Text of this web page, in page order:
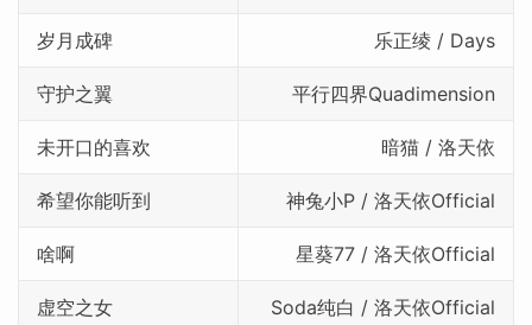
岁月成碑 乐正绫 / Days
守护之翼 平行四界Quadimension
未开口的喜欢 暗猫 / 洛天依
希望你能听到 神兔小P / 洛天依Official
啥啊 星葵77 / 洛天依Official
虚空之女 Soda纯白 / 洛天依Official